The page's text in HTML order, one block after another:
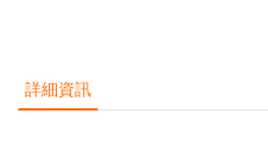
詳細資訊